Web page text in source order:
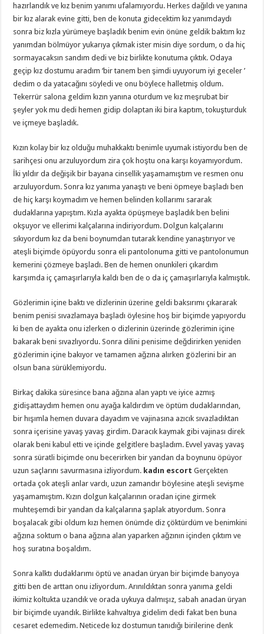
hazırlandık ve kız benim yanımı ufalamıyordu. Herkes dağıldı ve yanına
bir kız alarak evine gitti, ben de konuta gidecektim kız yanımdaydı
sonra biz kızla yürümeye başladık benim evin önüne geldik baktım kız
yanımdan bölmüyor yukarıya çıkmak ister misin diye sordum, o da hiç
sormayacaksın sandım dedi ve biz birlikte konutuma çıktık. Odaya
geçip kız dostumu aradım ‘bir tanem ben şimdi uyuyorum iyi geceler ’
dedim o da yatacağını söyledi ve onu böylece halletmiş oldum.
Tekerrür salona geldim kızın yanına oturdum ve kız meşrubat bir
şeyler yok mu dedi hemen gidip dolaptan iki bira kaptım, tokuşturduk
ve içmeye başladık.
Kızın kolay bir kız olduğu muhakkaktı benimle uyumak istiyordu ben de
sarihçesi onu arzuluyordum zira çok hoştu ona karşı koyamıyordum.
İki yıldır da değişik bir bayana cinsellik yaşamamıştım ve resmen onu
arzuluyordum. Sonra kız yanıma yanaştı ve beni öpmeye başladı ben
de hiç karşı koymadım ve hemen belinden kollarımı sararak
dudaklarına yapıştım. Kızla ayakta öpüşmeye başladık ben belini
okşuyor ve ellerimi kalçalarına indiriyordum. Dolgun kalçalarını
sıkıyordum kız da beni boynumdan tutarak kendine yanaştırıyor ve
ateşli biçimde öpüyordu sonra eli pantolonuma gitti ve pantolonumun
kemerini çözmeye başladı. Ben de hemen onunkileri çıkardım
karşımda iç çamaşırlarıyla kaldı ben de o da iç çamaşırlarıyla kalmıştık.
Gözlerimin içine baktı ve dizlerinin üzerine geldi baksırımı çıkararak
benim penisi sıvazlamaya başladı öylesine hoş bir biçimde yapıyordu
ki ben de ayakta onu izlerken o dizlerinin üzerinde gözlerimin içine
bakarak beni sıvazlıyordu. Sonra dilini penisime değdirirken yeniden
gözlerimin içine bakıyor ve tamamen ağzına alırken gözlerini bir an
olsun bana sürüklemiyordu.
Birkaç dakika süresince bana ağzına alan yaptı ve iyice azmış
gidişattaydım hemen onu ayağa kaldırdım ve öptüm dudaklarından,
bir hışımla hemen duvara dayadım ve vajinasına azıcık sıvazladıktan
sonra içerisine yavaş yavaş girdim. Daracık kaymak gibi vajinası direk
olarak beni kabul etti ve içinde gelgitlere başladım. Evvel yavaş yavaş
sonra süratli biçimde onu becerirken bir yandan da boynunu öpüyor
uzun saçlarını savurmasına izliyordum. kadın escort Gerçekten
ortada çok ateşli anlar vardı, uzun zamandır böylesine ateşli sevişme
yaşamamıştım. Kızın dolgun kalçalarının oradan içine girmek
muhteşemdi bir yandan da kalçalarına şaplak atıyordum. Sonra
boşalacak gibi oldum kızı hemen önümde diz çöktürdüm ve benimkini
ağzına soktum o bana ağzına alan yaparken ağzının içinden çıktım ve
hoş suratına boşaldım.
Sonra kalktı dudaklarımı öptü ve anadan üryan bir biçimde banyoya
gitti ben de arttan onu izliyordum. Arınıldıktan sonra yanıma geldi
ikimiz koltukta uzandık ve orada uykuya dalmışız, sabah anadan üryan
bir biçimde uyandık. Birlikte kahvaltıya gidelim dedi fakat ben buna
cesaret edemedim. Neticede kız dostumun tanıdığı birilerine denk